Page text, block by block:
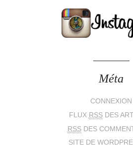
Méta
CONNEXION
FLUX RSSDES
RSSDES
SITE DE